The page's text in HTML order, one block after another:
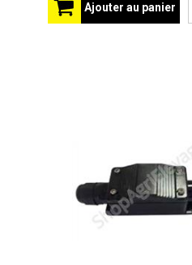
Ajouter au panier